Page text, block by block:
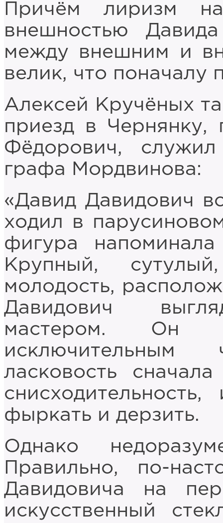
Причём лиризм
внешностью
между внешним и
велик, что поначалу
Алексей Кручёных
приезд в Чернянку,
Фёдорович,
графа Мордвинова:
«Давид Давидович
ходил в
фигура напоминала
Крупный,
молодость,
Давидович
мастером. Он
ласковость
фыркать и дерзить.
Однако
Правильно, по-
Давидовича на
искусственный